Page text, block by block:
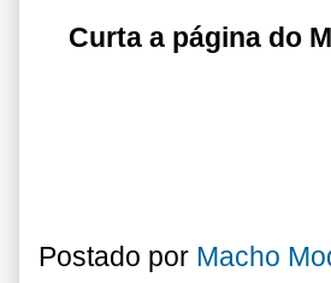
Curta a página do
Postado por Macho